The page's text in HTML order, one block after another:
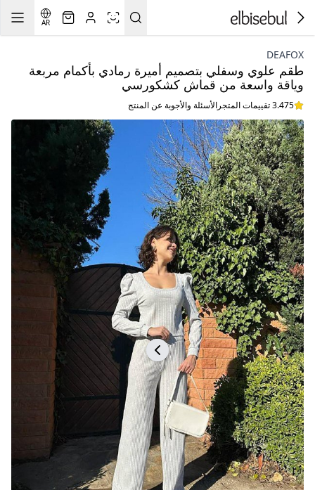
AR
DEAFOX
طقم علوي وسفلي بتصميم أميرة رمادي بأكمام مربعة
وياقة واسعة من قماش كشكورسي
3.475 تقييمات المتجر الأسئلة والأجوبة عن المنتج